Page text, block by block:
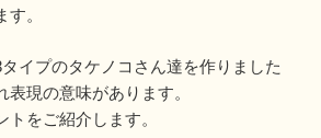
。
イプのタケノコさん達を作りました
現の意味があります。
をご紹介します。